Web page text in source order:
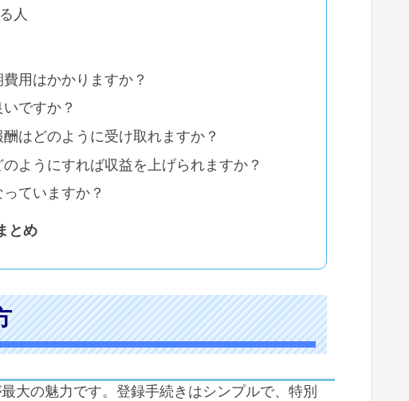
人
用はかかりますか？
ですか？
はどのように受け取れますか？
ようにすれば収益を上げられますか？
ていますか？
とめ
大の魅力です。登録手続きはシンプルで、特別